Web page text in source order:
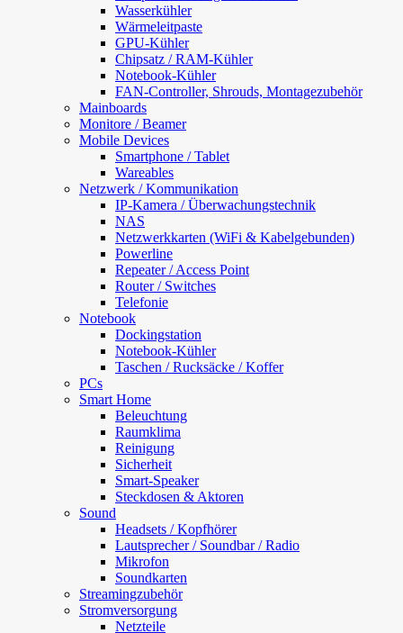
Wasserkühler
Wärmeleitpaste
GPU-Kühler
Chipsatz / RAM-Kühler
Notebook-Kühler
FAN-Controller, Shrouds, Montagezubehör
Mainboards
Monitore / Beamer
Mobile Devices
Smartphone / Tablet
Wareables
Netzwerk / Kommunikation
IP-Kamera / Überwachungstechnik
NAS
Netzwerkkarten (WiFi & Kabelgebunden)
Powerline
Repeater / Access Point
Router / Switches
Telefonie
Notebook
Dockingstation
Notebook-Kühler
Taschen / Rucksäcke / Koffer
PCs
Smart Home
Beleuchtung
Raumklima
Reinigung
Sicherheit
Smart-Speaker
Steckdosen & Aktoren
Sound
Headsets / Kopfhörer
Lautsprecher / Soundbar / Radio
Mikrofon
Soundkarten
Streamingzubehör
Stromversorgung
Netzteile